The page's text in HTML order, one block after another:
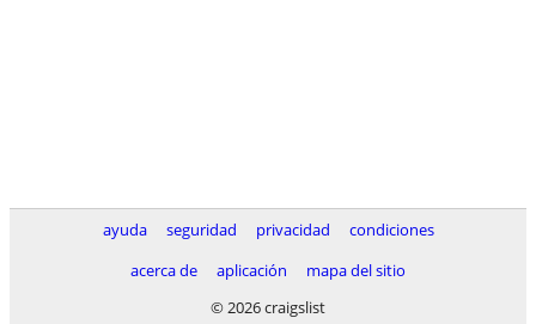
ayuda seguridad privacidad
condiciones
acerca de
aplicación
mapa del sitio
© 2026 craigslist